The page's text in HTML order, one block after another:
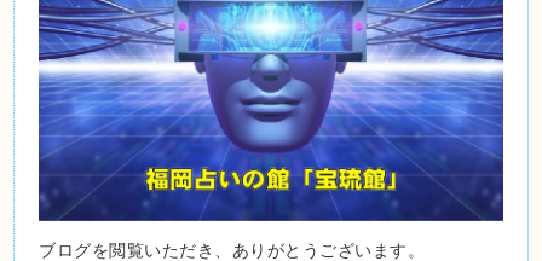
ブログを閲覧いただき、ありがとうございます。